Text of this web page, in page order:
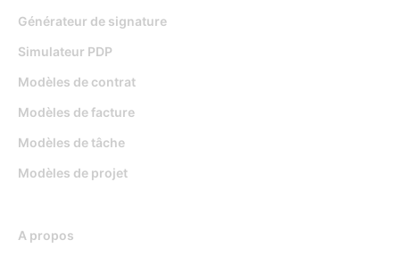
Générateur de signature
Simulateur PDP
Modèles de contrat
Modèles de facture
Modèles de tâche
Modèles de projet
A propos